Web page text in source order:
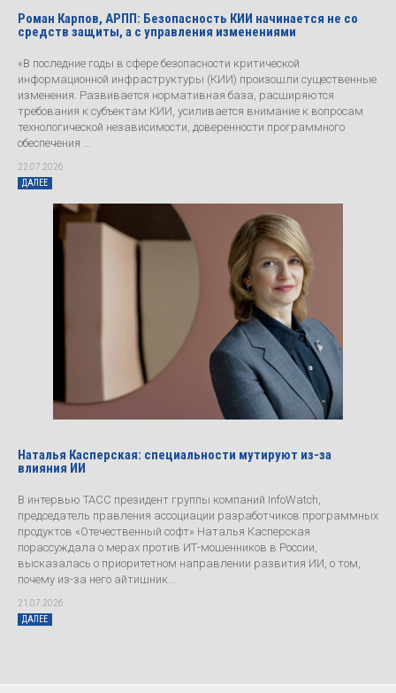
Роман Карпов, АРПП: Безопасность КИИ начинается не со
средств защиты, а с управления изменениями
«В последние годы в сфере безопасности критической
информационной инфраструктуры (КИИ) произошли существенные
изменения. Развивается нормативная база, расширяются
требования к субъектам КИИ, усиливается внимание к вопросам
технологической независимости, доверенности программного
обеспечения ...
22.07.2026
ДАЛЕЕ
Наталья Касперская: специальности мутируют из-за
влияния ИИ
В интервью ТАСС президент группы компаний InfoWatch,
председатель правления ассоциации разработчиков программных
продуктов «Отечественный софт» Наталья Касперская
порассуждала о мерах против ИТ-мошенников в России,
высказалась о приоритетном направлении развития ИИ, о том,
почему из-за него айтишник...
21.07.2026
ДАЛЕЕ